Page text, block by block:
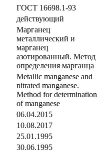
ГОСТ 16698.1-93
действующий
Марганец
металлический и
марганец
азотированный. Метод
определения марганца
Metallic manganese and
nitrated manganese.
Method for determination
of manganese
06.04.2015
10.08.2017
25.01.1995
30.06.1995